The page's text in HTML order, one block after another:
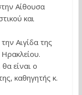
Αίθουσα
και
Αιγίδα της
είναι ο
καθηγητής κ.